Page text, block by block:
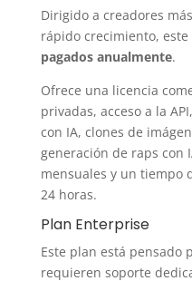
Dirigido a creadores
rápido crecimiento, este
pagados anualmente.
Ofrece una licencia
privadas, acceso a la
con IA, clones de
generación de raps con
mensuales y un tiempo
24 horas.
Plan Enterprise
Este plan está pensado
requieren soporte